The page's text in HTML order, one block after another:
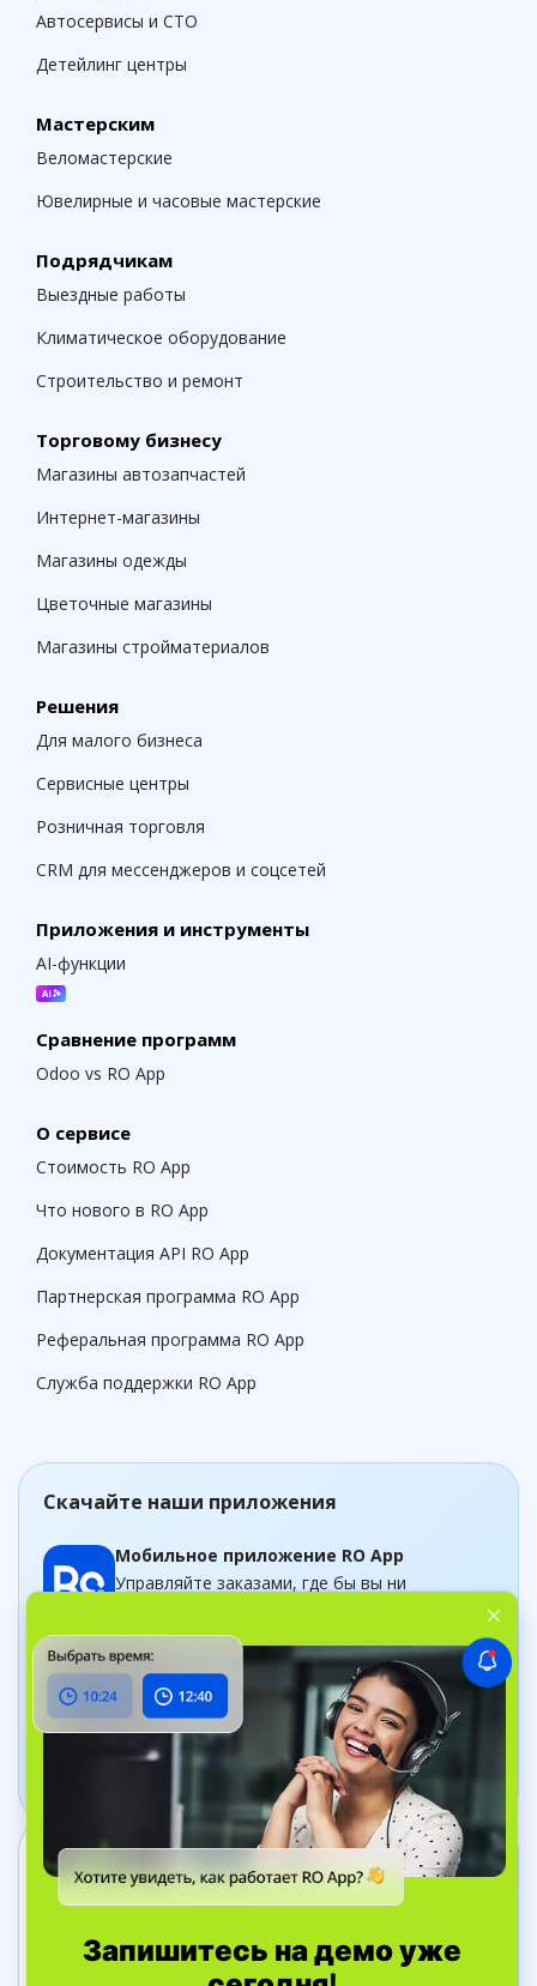
Автосервисы и СТО
Детейлинг центры
Мастерским
Веломастерские
Ювелирные и часовые мастерские
Подрядчикам
Выездные работы
Климатическое оборудование
Строительство и ремонт
Торговому бизнесу
Магазины автозапчастей
Интернет-магазины
Магазины одежды
Цветочные магазины
Магазины стройматериалов
Решения
Для малого бизнеса
Сервисные центры
Розничная торговля
CRM для мессенджеров и соцсетей
Приложения и инструменты
AI-функции
Сравнение программ
Odoo vs RO App
О сервисе
Стоимость RO App
Что нового в RO App
Документация API RO App
Партнерская программа RO App
Реферальная программа RO App
Служба поддержки RO App
Скачайте наши приложения
Мобильное приложение RO App
Управляйте заказами, где бы вы ни
Приложение Дашборд
Следите за бизнесом в рельном времени
Связаться с нами
Великобритания